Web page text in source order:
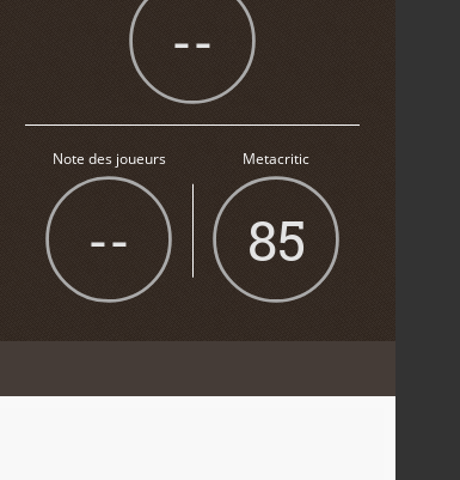
--
Note des joueurs
--
Metacritic
85